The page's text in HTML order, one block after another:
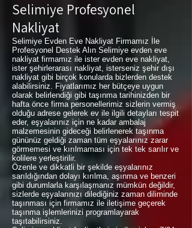
Selimiye Profesyonel
Nakliyat
Selimiye Evden Eve Nakliyat Firmamız İle
Profesyonel Destek Alın Selimiye evden eve
nakliyat firmamız ile ister evden eve nakliyat,
ister şehirlerarası nakliyat, isterseniz şehir dışı
nakliyat gibi birçok konularda bizlerden destek
alabilirsiniz. Fiyatlarımız her bütçeye uygun
olarak belirlendiği gibi taşınma tarihinizden bir
hafta önce firma personellerimiz sizlerin vermiş
olduğu adrese gelerek ev ile ilgili detayları tespit
eder, eşyalarınız için ne kadar ambalaj
malzemesinin gideceği belirlenerek taşınma
gününüz geldiği zaman tüm eşyalarınız zarar
görmemesi ve kırılmaması için tek tek sarılır ve
kolilere yerleştirilir.
Özenle ve dikkatli bir şekilde eşyalarınız
sarıldığından dolayı kırılma, aşınma ve benzeri
gibi durumlarla karşılaşmanız mümkün değildir,
sizlerde eşyalarınızı dilediğiniz zaman diliminde
taşınması için firmamız ile iletişime geçerek
taşınma işlemlerinizi programlayarak
taşıtabilirsiniz.